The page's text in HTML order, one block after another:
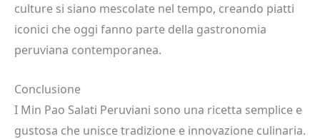
culture si siano mescolate nel tempo, creando piatti
iconici che oggi fanno parte della gastronomia
peruviana contemporanea.
Conclusione
I Min Pao Salati Peruviani sono una ricetta semplice e
gustosa che unisce tradizione e innovazione culinaria.